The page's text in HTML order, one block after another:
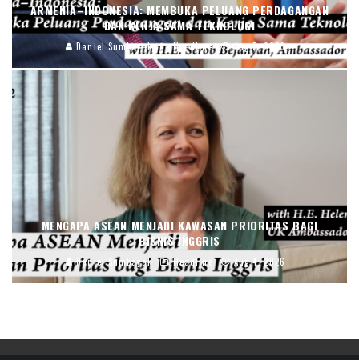
ARMENIA–INDONESIA: MEMBUKA PELUANG PERDAGANGAN
DAN KERJA SAMA TEKNOLOGI
Daniel Sumbayak Headline Aug 5, 2026
MENGAPA ASEAN MENJADI KAWASAN PRIORITAS BAGI
BISNIS INGGRIS
Daniel Sumbayak Headline Aug 4, 2026